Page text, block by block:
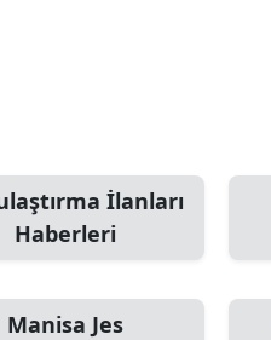
İlanları
Haberleri
Manisa Jes